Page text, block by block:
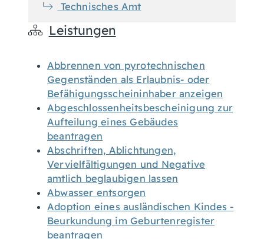
Technisches Amt
Leistungen
Abbrennen von pyrotechnischen
Gegenständen als Erlaubnis- oder
Befähigungsscheininhaber anzeigen
Abgeschlossenheitsbescheinigung zur
Aufteilung eines Gebäudes
beantragen
Abschriften, Ablichtungen,
Vervielfältigungen und Negative
amtlich beglaubigen lassen
Abwasser entsorgen
Adoption eines ausländischen Kindes -
Beurkundung im Geburtenregister
beantragen